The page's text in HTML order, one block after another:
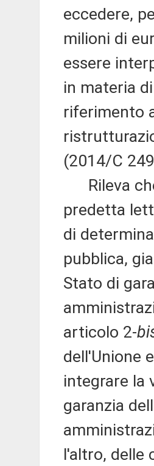
eccedere,
milioni di
essere
in materia
riferimento
(2014/C
Rileva
predetta
di
pubblica,
Stato di
articolo 2-
dell'Unione
integrare la
garanzia
l'altro, delle